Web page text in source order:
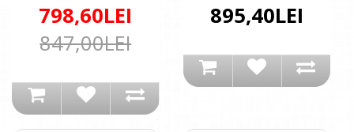
798,60LEI
847,00LEI
895,40LEI